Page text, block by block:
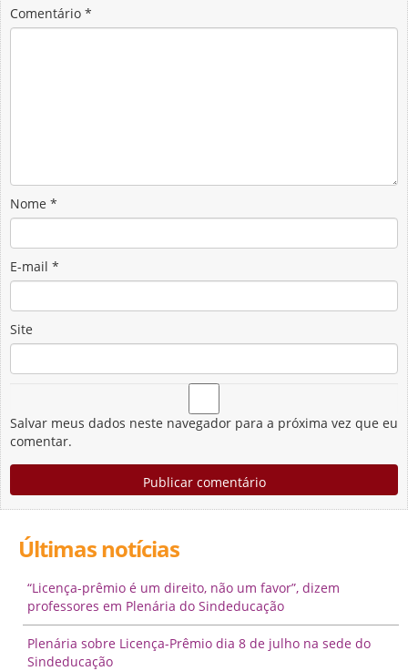
Comentário *
Nome *
E-mail *
Site
Salvar meus dados neste navegador para a próxima vez que eu
comentar.
Últimas notícias
“Licença-prêmio é um direito, não um favor”, dizem
professores em Plenária do Sindeducação
Plenária sobre Licença-Prêmio dia 8 de julho na sede do
Sindeducação